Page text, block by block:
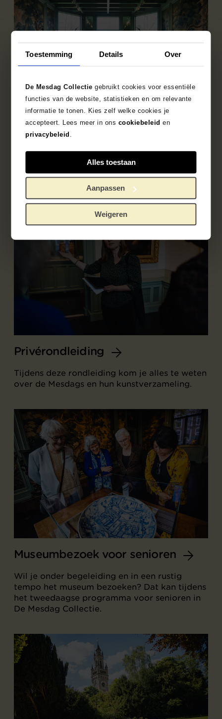
Toestemming Details Over
De Mesdag Collectie gebruikt cookies voor essentiële
functies van de website, statistieken en om relevante
informatie te tonen. Kies zelf welke cookies je
accepteert. Lees meer in ons cookiebeleid en
privacybeleid .
Alles toestaan
Aanpassen
Weigeren
Vogelspotcast
Baalen nemen je in deze podcast mee langs
kunstwerken waarin vogels of de natuur een
rol spelen en geven hun kijk op wat ze zien.
Privérondleiding
Tijdens deze rondleiding kom je alles te weten
over de Mesdags en hun kunstverzameling.
Museumbezoek voor senioren
Wil je onder begeleiding en in een rustig
tempo het museum bezoeken? Dat kan tijdens
het tweedaagse programma voor senioren in
De Mesdag Collectie.